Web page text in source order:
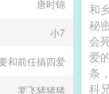
和
秘
会
爱
条
科
唐时锦
小7
和前任搞四爱
罗飞猪猪猪